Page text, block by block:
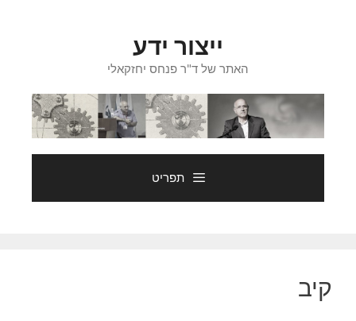
ייצור ידע
האתר של ד"ר פנחס יחזקאלי
תפריט
קיב